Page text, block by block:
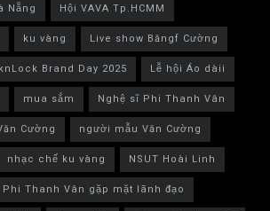
Nẵng
Hội VAVA Tp.HCMM
ku vàng
Live show Băngf Cường
Brand Day 2025
Lễ hội Áo dàii
mua sắm
Nghệ sĩ Phi Thanh Vân
Cường
người mẫu Văn Cường
nhạc chế ku vàng
NSUT Hoài Linh
Phi Thanh Vân gặp mặt lãnh đạo